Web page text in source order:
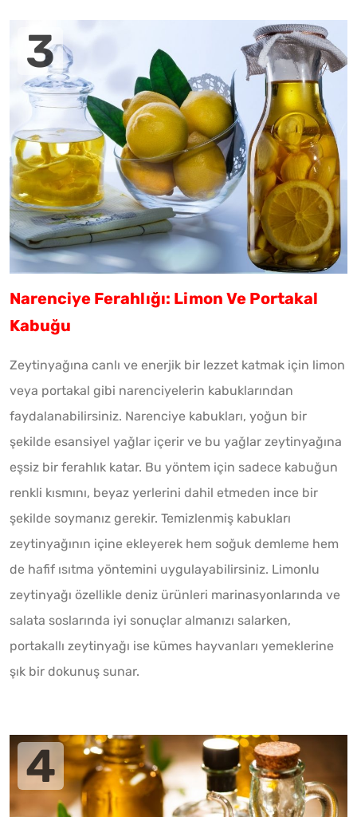
Narenciye Ferahlığı: Limon Ve Portakal
Kabuğu
Zeytinyağına canlı ve enerjik bir lezzet katmak için limon
veya portakal gibi narenciyelerin kabuklarından
faydalanabilirsiniz. Narenciye kabukları, yoğun bir
şekilde esansiyel yağlar içerir ve bu yağlar zeytinyağına
eşsiz bir ferahlık katar. Bu yöntem için sadece kabuğun
renkli kısmını, beyaz yerlerini dahil etmeden ince bir
şekilde soymanız gerekir. Temizlenmiş kabukları
zeytinyağının içine ekleyerek hem soğuk demleme hem
de hafif ısıtma yöntemini uygulayabilirsiniz. Limonlu
zeytinyağı özellikle deniz ürünleri marinasyonlarında ve
salata soslarında iyi sonuçlar almanızı salarken,
portakallı zeytinyağı ise kümes hayvanları yemeklerine
şık bir dokunuş sunar.